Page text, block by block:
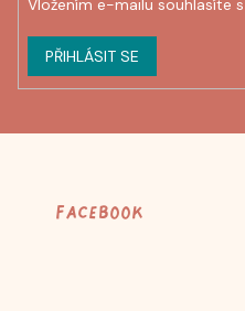
Vložením e-mailu souhlasíte
PŘIHLÁSIT SE
Facebook